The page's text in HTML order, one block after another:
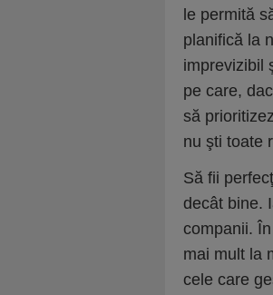
le permită
planifică la
imprevizibil
pe care,
să
nu şti toate
Să fii
decât bine.
companii.
mai mult la
cele care